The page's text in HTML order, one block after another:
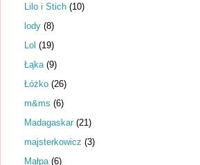
Lilo i Stich (10)
lody (8)
Lol (19)
Łąka (9)
Łóżko (26)
m&ms (6)
Madagaskar (21)
majsterkowicz (3)
Małpa (6)